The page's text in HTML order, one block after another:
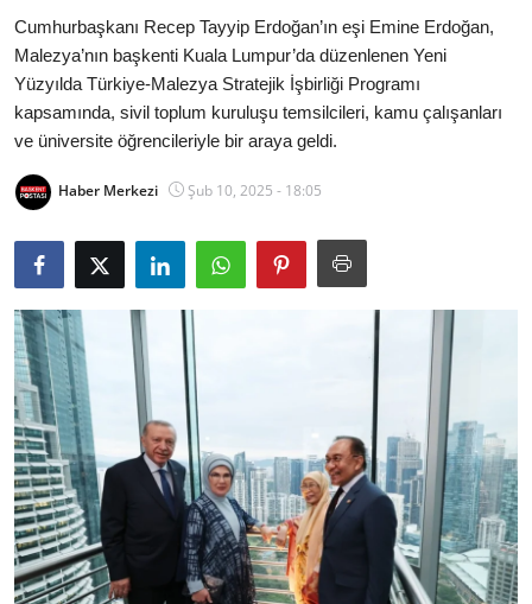
Mülki İdare
Toplum ve Yaşam
Kamu Kurumları ve Üst Kurullar
Resmi Reklamlar
Cumhurbaşkanı Recep Tayyip Erdoğan’ın eşi Emine Erdoğan,
Malezya’nın başkenti Kuala Lumpur’da düzenlenen Yeni
Yüzyılda Türkiye-Malezya Stratejik İşbirliği Programı
kapsamında, sivil toplum kuruluşu temsilcileri, kamu çalışanları
ve üniversite öğrencileriyle bir araya geldi.
Haber Merkezi Şub 10, 2025 - 18:05